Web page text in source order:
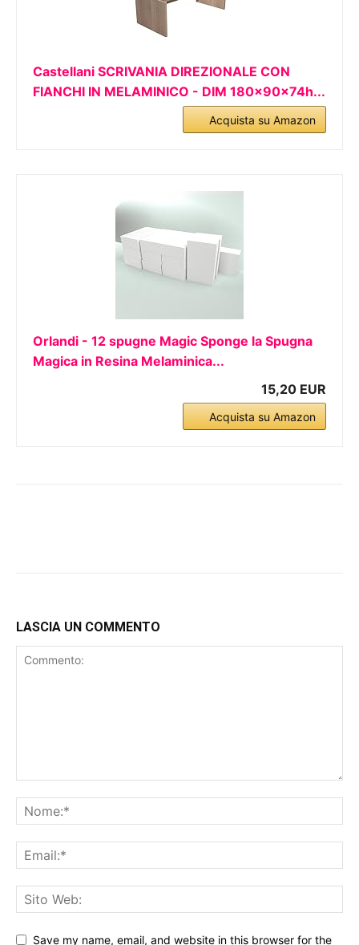
Castellani SCRIVANIA DIREZIONALE CON
FIANCHI IN MELAMINICO - DIM 180x90x74h...
Acquista su Amazon
Orlandi - 12 spugne Magic Sponge la Spugna
Magica in Resina Melaminica...
15,20 EUR
Acquista su Amazon
LASCIA UN COMMENTO
Save my name, email, and website in this browser for the